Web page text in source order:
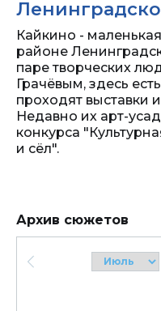
Кайкино -
районе
паре творческих
Грачёвым, здесь
проходят выставки
Недавно их арт-
конкурса
и сёл".
Архив сюжетов